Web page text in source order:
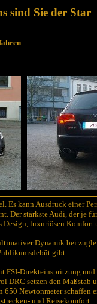
sind Sie der Star
Es kann Ausdruck einer
Der stärkste Audi, der je
Design, luxuriösen Komfort
Dynamik bei
gibt.
FSI-Direkteinspritzung
DRC setzen den Maßstab
650 Newtonmeter
und Reisekomfort.